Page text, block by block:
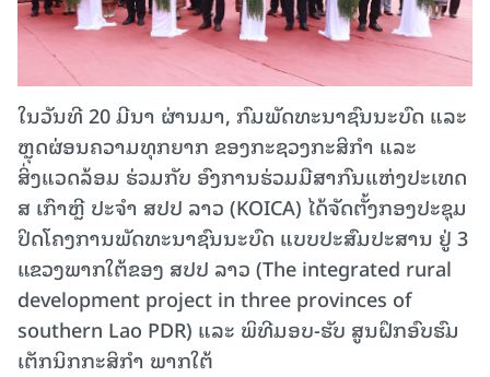
ໃນວັນທີ 20 ມີນາ ຜ່ານມາ, ກົມພັດທະນາຊົນນະບົດ ແລະ
ຫຼຸດຜ່ອນຄວາມທຸກຍາກ ຂອງກະຊວງກະສິກໍາ ແລະ
ສິ່ງແວດລ້ອມ ຮ່ວມກັບ ອົງການຮ່ວມມືສາກົນແຫ່ງປະເທດ
ສ ເກົາຫຼີ ປະຈໍາ ສປປ ລາວ (KOICA) ໄດ້ຈັດຕັ້ງກອງປະຊຸມ
ປິດໂຄງການພັດທະນາຊົນນະບົດ ແບບປະສົມປະສານ ຢູ່ 3
ແຂວງພາກໃຕ້ຂອງ ສປປ ລາວ (The integrated rural
development project in three provinces of
southern Lao PDR) ແລະ ພິທີມອບ-ຮັບ ສູນຝຶກອົບຮົມ
ເຕັກນິກກະສິກໍາ ພາກໃຕ້